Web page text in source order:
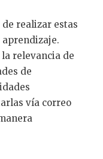
realizar estas
aprendizaje.
relevancia de
de
vía correo